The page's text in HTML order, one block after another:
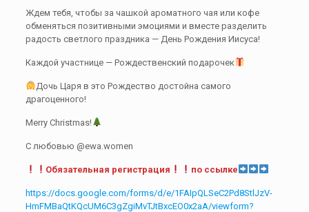
Ждем тебя, чтобы за чашкой ароматного чая или кофе
обменяться позитивными эмоциями и вместе разделить
радость светлого праздника — День Рождения Иисуса!
Каждой участнице — Рождественский подарочек
Дочь Царя в это Рождество достойна самого
драгоценного!
Merry Christmas!
С любовью @ewa.women
Обязательная регистрация по ссылке
https://docs.google.com/forms/d/e/1FAIpQLSeC2Pd8StlJzV-
HmFMBaQtKQcUM6C3gZgiMvTJtBxcEO0x2aA/viewform?